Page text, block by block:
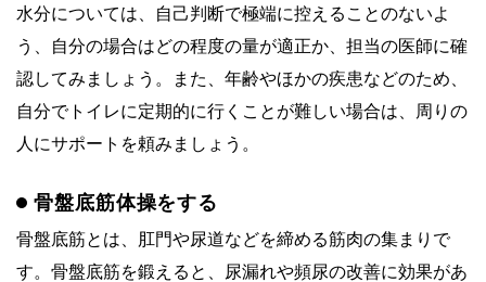
水分については、自己判断で極端に控えることのないよ
う、自分の場合はどの程度の量が適正か、担当の医師に確
認してみましょう。また、年齢やほかの疾患などのため、
自分でトイレに定期的に行くことが難しい場合は、周りの
人にサポートを頼みましょう。
骨盤底筋体操をする
骨盤底筋とは、肛門や尿道などを締める筋肉の集まりで
す。骨盤底筋を鍛えると、尿漏れや頻尿の改善に効果があ